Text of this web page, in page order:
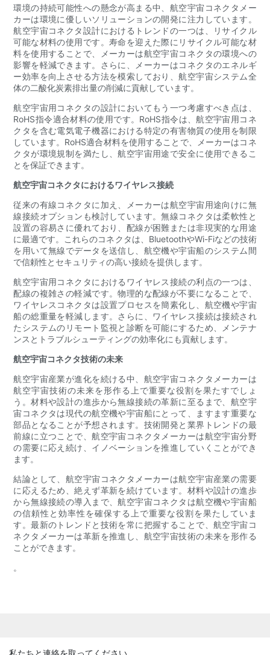
環境の持続可能性への懸念が高まる中、航空宇宙コネクタメー
カーは環境に優しいソリューションの開発に注力しています。
航空宇宙コネクタ設計におけるトレンドの一つは、リサイクル
可能な材料の使用です。寿命を迎えた際にリサイクル可能な材
料を使用することで、メーカーは航空宇宙コネクタの環境への
影響を軽減できます。さらに、メーカーはコネクタのエネルギ
ー効率を向上させる方法を模索しており、航空宇宙システム全
体の二酸化炭素排出量の削減に貢献しています。
航空宇宙用コネクタの設計においてもう一つ考慮すべき点は、
RoHS指令適合材料の使用です。RoHS指令は、航空宇宙用コネ
クタを含む電気電子機器における特定の有害物質の使用を制限
しています。RoHS適合材料を使用することで、メーカーはコネ
クタが環境規制を満たし、航空宇宙用途で安全に使用できるこ
とを保証できます。
航空宇宙コネクタにおけるワイヤレス接続
従来の有線コネクタに加え、メーカーは航空宇宙用途向けに無
線接続オプションも検討しています。無線コネクタは柔軟性と
設置の容易さに優れており、配線が困難または非現実的な用途
に最適です。これらのコネクタは、BluetoothやWi-Fiなどの技術
を用いて無線でデータを送信し、航空機や宇宙船のシステム間
で信頼性とセキュリティの高い接続を提供します。
航空宇宙用コネクタにおけるワイヤレス接続の利点の一つは、
配線の複雑さの軽減です。物理的な配線が不要になることで、
ワイヤレスコネクタは設置プロセスを簡素化し、航空機や宇宙
船の総重量を軽減します。さらに、ワイヤレス接続は接続され
たシステムのリモート監視と診断を可能にするため、メンテナ
ンスとトラブルシューティングの効率化にも貢献します。
航空宇宙コネクタ技術の未来
航空宇宙産業が進化を続ける中、航空宇宙コネクタメーカーは
航空宇宙技術の未来を形作る上で重要な役割を果たすでしょ
う。材料や設計の進歩から無線接続の革新に至るまで、航空宇
宙コネクタは現代の航空機や宇宙船にとって、ますます重要な
部品となることが予想されます。技術開発と業界トレンドの最
前線に立つことで、航空宇宙コネクタメーカーは航空宇宙分野
の需要に応え続け、イノベーションを推進していくことができ
ます。
結論として、航空宇宙コネクタメーカーは航空宇宙産業の需要
に応えるため、絶えず革新を続けています。材料や設計の進歩
から無線接続の導入まで、航空宇宙コネクタは航空機や宇宙船
の信頼性と効率性を確保する上で重要な役割を果たしていま
す。最新のトレンドと技術を常に把握することで、航空宇宙コ
ネクタメーカーは革新を推進し、航空宇宙技術の未来を形作る
ことができます。
。
私たちと連絡を取ってください